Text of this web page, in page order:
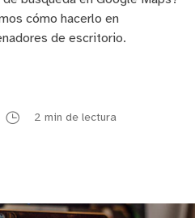
cómo hacerlo en
de escritorio.
2 min de lectura